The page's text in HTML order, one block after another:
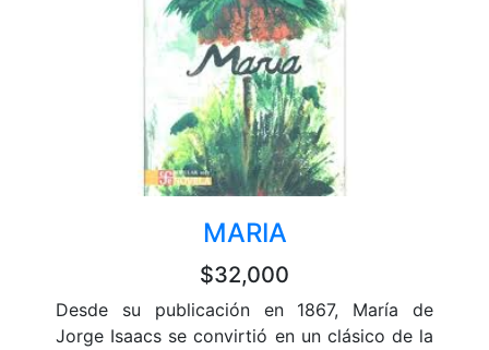
MARIA
$32,000
Desde su publicación en 1867, María de
Jorge Isaacs se convirtió en un clásico de la